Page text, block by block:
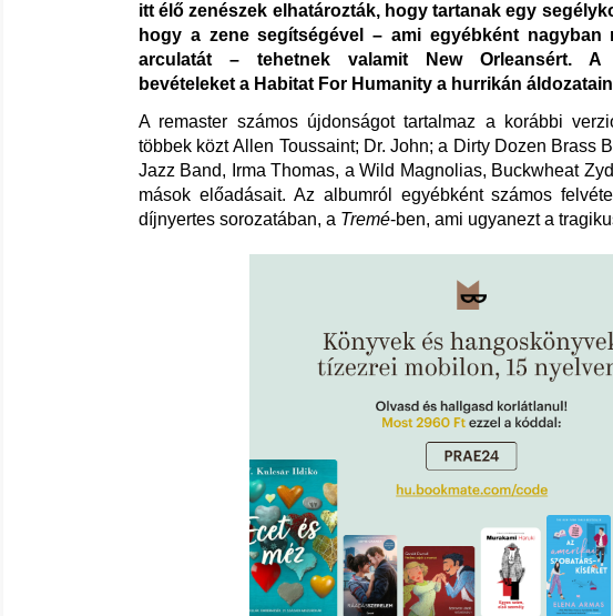
itt élő zenészek elhatározták, hogy tartanak egy
hogy a zene segítségével – ami egyébként nagyban
arculatát – tehetnek valamit New Orleansért. A
bevételeket a Habitat For Humanity a hurrikán
A remaster számos újdonságot tartalmaz a korábbi
többek közt Allen Toussaint; Dr. John; a Dirty Dozen Brass
Jazz Band, Irma Thomas, a Wild Magnolias, Buckwheat
mások előadásait. Az albumról egyébként számos
díjnyertes sorozatában, a Tremé-ben, ami ugyanezt a